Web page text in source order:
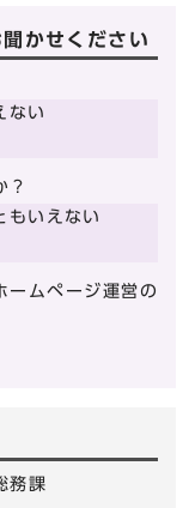
かせください
ない
？
もいえない
ームページ運営の
務課